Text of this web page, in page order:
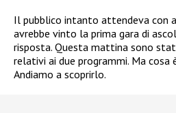
Il pubblico intanto attendeva con
avrebbe vinto la prima gara di
risposta. Questa mattina sono
relativi ai due programmi. Ma cosa
Andiamo a scoprirlo.